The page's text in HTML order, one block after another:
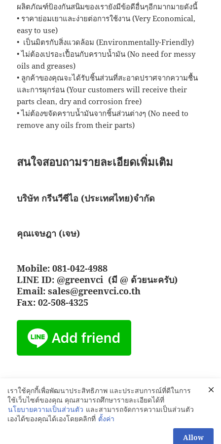
ผลิตภัณฑ์ป้องกันสนิมของเรายังมีข้อดีอื่นๆอีกมากมายดังนี้
• ราคาย่อมเยาและง่ายต่อการใช้งาน (Very Economical,
easy to use)
• เป็นมิตรกับสิ่งแวดล้อม (Environmentally-Friendly)
• ไม่ต้องเปรอะเปื้อนกับคราบน้ำมัน (No need for messy
oils and greases)
• ลูกค้าของคุณจะได้รับชิ้นส่วนที่สะอาดปราศจากความชื้น
และการผุกร่อน (Your customers will receive their
parts clean, dry and corrosion free)
• ไม่ต้องขจัดคราบน้ำมันจากชิ้นส่วนต่างๆ (No need to
remove any oils from their parts)
สนใจสอบถามรายละเอียดเพิ่มเติม
บริษัท กรีนวีซีไอ (ประเทศไทย)จำกัด
คุณเจษฎา (เจษ)
Mobile: 081-042-4988
LINE ID: @greenvci (มี @ ด้วยนะครับ)
Email: sales@greenvci.co.th
Fax: 02-508-4325
Posted
on
13/11/2018 Categories
GREENVCi,VCI Film Tags
Corrosion Volatile
corrosion inhibitor, Green VCI Temporary protection
VCI coatings
Leave a commenton VCI for Precision Machine
เราใช้คุกกี้เพื่อพัฒนาประสิทธิภาพ และประสบการณ์ที่ดีในการ
ใช้เว็บไซต์ของคุณ คุณสามารถศึกษารายละเอียดได้ที่
นโยบายความเป็นส่วนตัว และสามารถจัดการความเป็นส่วนตัว
เองได้ของคุณได้เองโดยคลิกที่ ตั้งค่า
Allow